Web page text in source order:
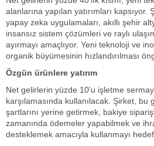
alanlarına yapılan yatırımları
yapay zeka uygulamaları, akıllı şehir
insansız sistem çözümleri ve raylı
ayırmayı amaçlıyor. Yeni teknoloji ve
organik büyümesinin hızlandırılması
Özgün ürünlere yatırım
Net gelirlerin yüzde 10'u işletme
karşılamasında kullanılacak. Şirket,
şartlarını yerine getirmek, bakiye
zamanında ödemeler yapabilmek ve
desteklemek amacıyla kullanmayı